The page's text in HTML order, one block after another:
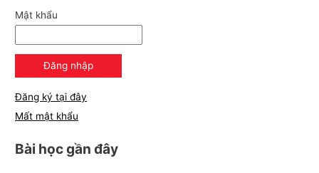
Mật khẩu
Đăng ký tại đây
Mất mật khẩu
Bài học gần đây